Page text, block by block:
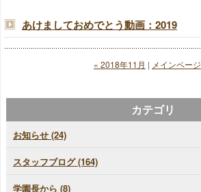
あけましておめでとう動画：2019
« 2018年11月 | メインページ
カテゴリ
お知らせ (24)
スタッフブログ (164)
学園長から (8)